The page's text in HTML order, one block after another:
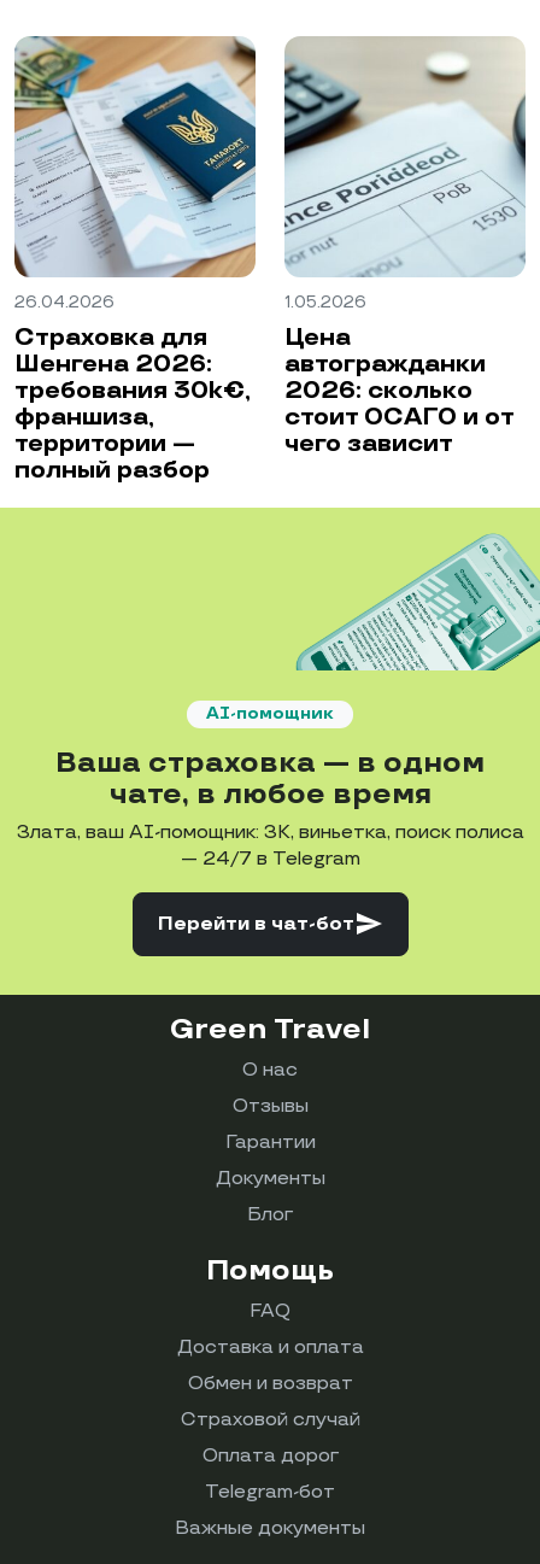
26.04.2026
Страховка для
Шенгена 2026:
требования 30k€,
франшиза,
территории —
полный разбор
1.05.2026
Цена
автогражданки
2026: сколько
стоит ОСАГО и от
чего зависит
AI-помощник
Ваша страховка — в одном
чате, в любое время
Злата, ваш AI-помощник: ЗК, виньетка, поиск полиса
— 24/7 в Telegram
Перейти в чат-ботsend
Green Travel
О нас
Отзывы
Гарантии
Документы
Блог
Помощь
FAQ
Доставка и оплата
Обмен и возврат
Страховой случай
Оплата дорог
Telegram-бот
Важные документы